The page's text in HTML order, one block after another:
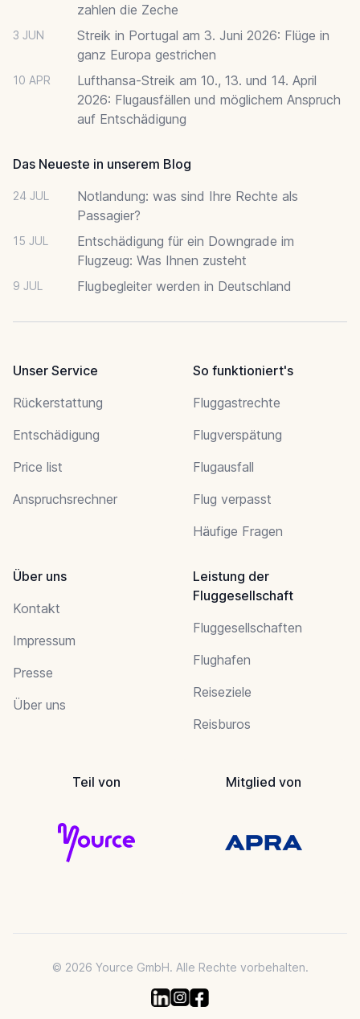
zahlen die Zeche
3 JUN
Streik in Portugal am 3. Juni 2026: Flüge in
ganz Europa gestrichen
10 APR
Lufthansa-Streik am 10., 13. und 14. April
2026: Flugausfällen und möglichem Anspruch
auf Entschädigung
Das Neueste in unserem Blog
24 JUL
Notlandung: was sind Ihre Rechte als
Passagier?
15 JUL
Entschädigung für ein Downgrade im
Flugzeug: Was Ihnen zusteht
9 JUL Flugbegleiter werden in Deutschland
Unser Service
Rückerstattung
Entschädigung
Price list
Anspruchsrechner
So funktioniert's
Fluggastrechte
Flugverspätung
Flugausfall
Flug verpasst
Häufige Fragen
Über uns
Kontakt
Impressum
Presse
Über uns
Leistung der
Fluggesellschaft
Fluggesellschaften
Flughafen
Reiseziele
Reisburos
Teil von Mitglied von
© 2026 Yource GmbH. Alle Rechte vorbehalten.